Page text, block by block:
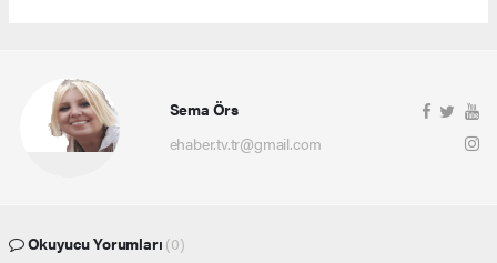
Sema Örs
ehaber.tv.tr@gmail.com
Okuyucu Yorumları (0)